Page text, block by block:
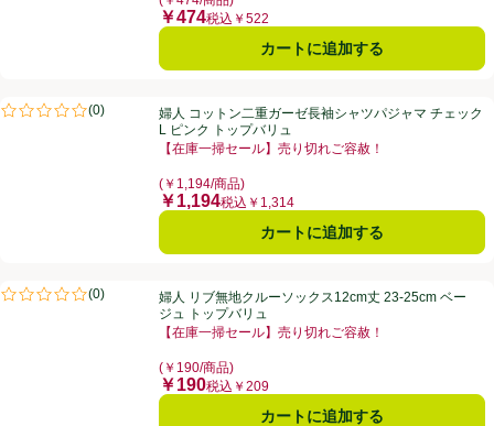
価格
￥474税込￥522
カートに追加する
婦人 コットン二重ガーゼ長袖シャツパジャマ チェック L ピンク トッ
(0)
評価は0件のレビューで5点中0.0点。婦人 コットン二重ガーゼ長袖シャツパジャマ チェック
L ピンク トップバリュ
【在庫一掃セール】売り切れご容赦！
(￥1,194/商品)
価格
￥1,194税込￥1,314
カートに追加する
婦人 リブ無地クルーソックス12cm丈 23-25cm ベージュ トップバリュ
(0)
評価は0件のレビューで5点中0.0点。婦人 リブ無地クルーソックス12cm丈 23-25cm ベー
ジュ トップバリュ
【在庫一掃セール】売り切れご容赦！
(￥190/商品)
価格
￥190税込￥209
カートに追加する